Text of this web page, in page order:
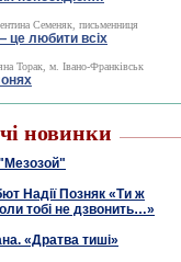
Семеняк, письменниця
це любити всіх
Торак, м. Івано-Франківськ
новинки
Надії Позняк «Ти ж
тобі не дзвонить…»
«Дратва тиші»